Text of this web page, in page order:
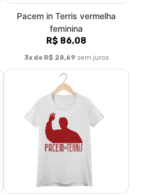
Pacem in Terris vermelha
feminina
R$ 86,08
3x de R$ 28,69 sem juros